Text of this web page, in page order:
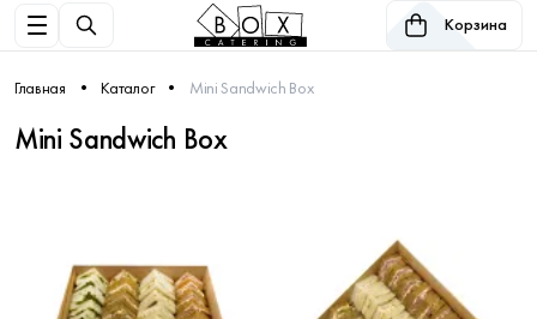
Корзина
Главная Каталог Mini Sandwich Box
Mini Sandwich Box